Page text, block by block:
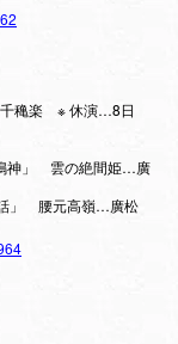
千穐楽 ※ 休演…8日
神」 雲の絶間姫…廣
」 腰元高嶺…廣松